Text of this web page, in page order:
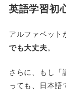
英語学習初
アルファベット
でも大丈夫。
さらに、もし
っても、日本